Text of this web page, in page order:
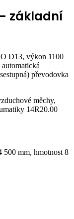
základní
D13, výkon 1100
převodovka
měchy,
14R20.00
500 mm, hmotnost 8